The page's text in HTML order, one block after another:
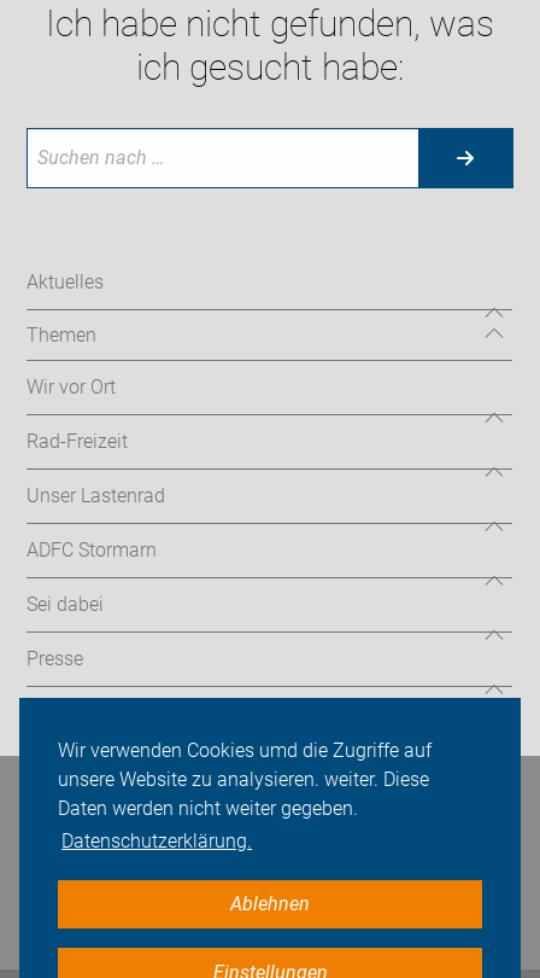
Wir verwenden Cookies umd die Zugriffe auf
unsere Website zu analysieren. weiter. Diese
Daten werden nicht weiter gegeben.
Datenschutzerklärung.
Ablehnen
Einstellungen
Ich habe nicht gefunden, was
ich gesucht habe:
Aktuelles
Themen
Wir vor Ort
Rad-Freizeit
Unser Lastenrad
ADFC Stormarn
Sei dabei
Presse
Bleiben Sie in Kontakt